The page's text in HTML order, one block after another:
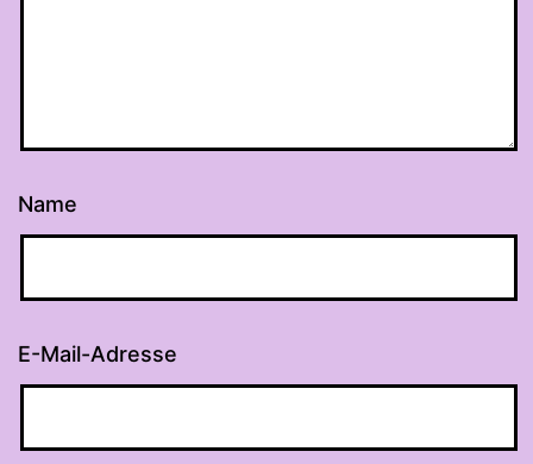
Name
E-Mail-Adresse